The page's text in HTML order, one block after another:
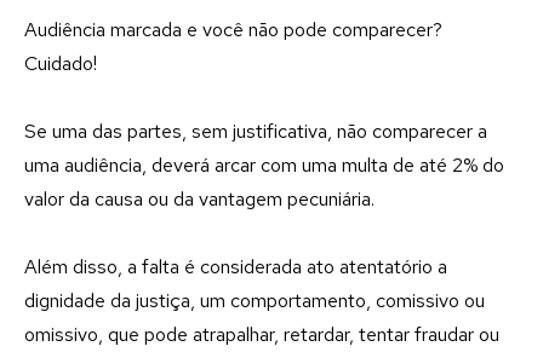
Audiência marcada e você não pode comparecer?
Cuidado!
Se uma das partes, sem justificativa, não comparecer a
uma audiência, deverá arcar com uma multa de até 2% do
valor da causa ou da vantagem pecuniária.
Além disso, a falta é considerada ato atentatório a
dignidade da justiça, um comportamento, comissivo ou
omissivo, que pode atrapalhar, retardar, tentar fraudar ou